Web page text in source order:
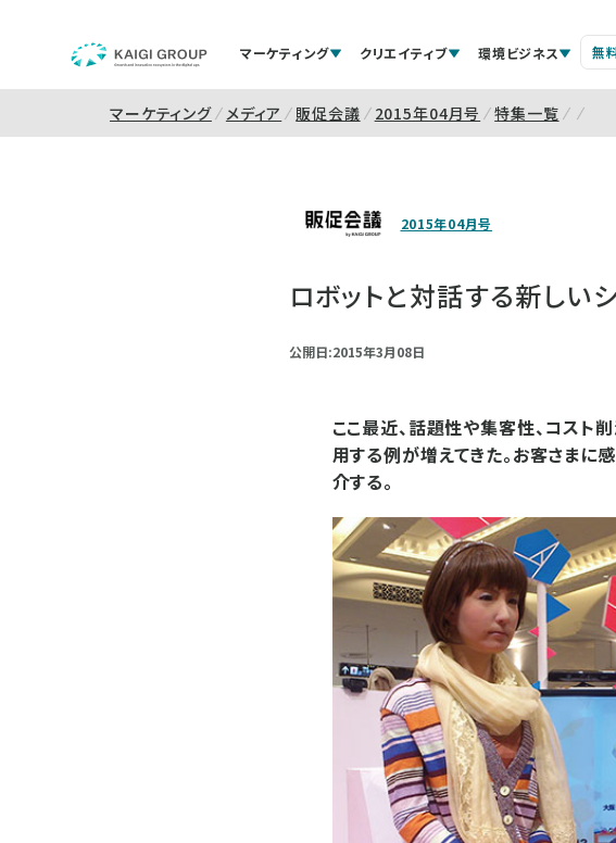
マーケティング クリエイティブ 環境ビジネス 無
マーケティング メディア 販促会議 2015年04月号 特集一覧
2015年04月号
ロボットと対話する新しい
公開日:2015年3月08日
ここ最近、話題性や集客性、コスト
用する例が増えてきた。お客さまに
介する。